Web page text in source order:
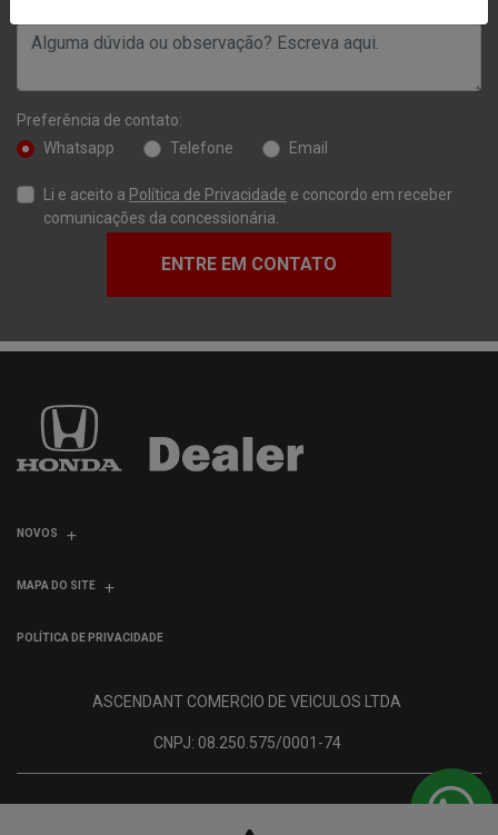
Preferência de contato:
Whatsapp
Telefone Email
Li e aceito a Política de Privacidade e concordo em receber
comunicações da concessionária.
ENTRE EM CONTATO
NOVOS
MAPA DO SITE
POLÍTICA DE PRIVACIDADE
ASCENDANT COMERCIO DE VEICULOS LTDA
CNPJ: 08.250.575/0001-74